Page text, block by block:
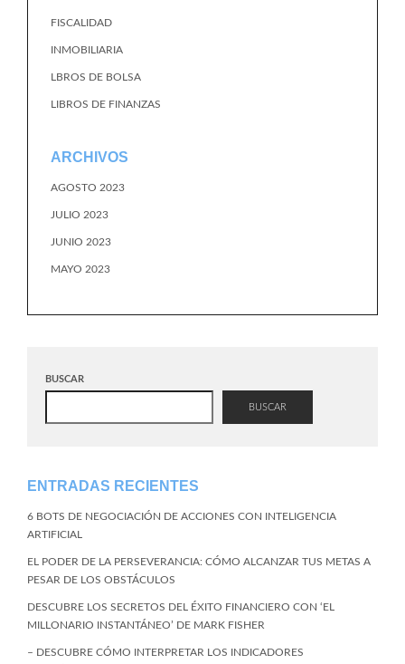
FISCALIDAD
INMOBILIARIA
LBROS DE BOLSA
LIBROS DE FINANZAS
ARCHIVOS
AGOSTO 2023
JULIO 2023
JUNIO 2023
MAYO 2023
BUSCAR
BUSCAR
ENTRADAS RECIENTES
6 BOTS DE NEGOCIACIÓN DE ACCIONES CON INTELIGENCIA
ARTIFICIAL
EL PODER DE LA PERSEVERANCIA: CÓMO ALCANZAR TUS METAS A
PESAR DE LOS OBSTÁCULOS
DESCUBRE LOS SECRETOS DEL ÉXITO FINANCIERO CON ‘EL
MILLONARIO INSTANTÁNEO’ DE MARK FISHER
– DESCUBRE CÓMO INTERPRETAR LOS INDICADORES